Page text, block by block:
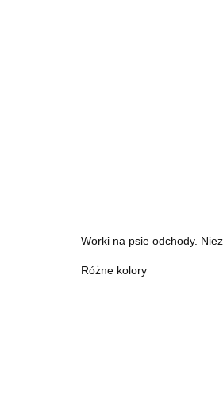
Worki na psie odchody.
Różne kolory